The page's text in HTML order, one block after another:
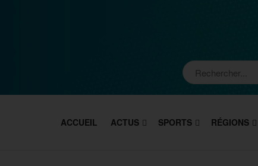
ACCUEIL ACTUS SPORTS RÉGIONS